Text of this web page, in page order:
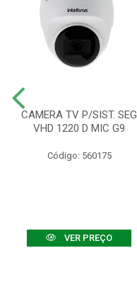
CAMERA TV P/SIST. SEG
VHD 1220 D MIC G9
Código: 560175
VER PREÇO